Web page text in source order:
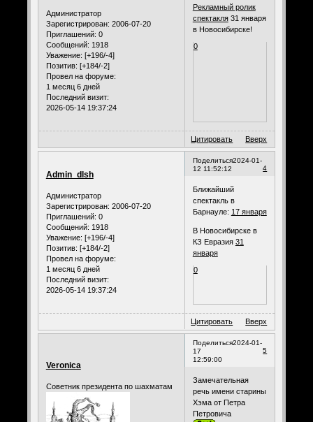
Администратор
Зарегистрирован: 2006-07-20
Приглашений: 0
Сообщений: 1918
Уважение: [+196/-4]
Позитив: [+184/-2]
Провел на форуме:
1 месяц 6 дней
Последний визит:
2026-05-14 19:37:24
Рекламный ролик
спектакля31 января
в Новосибирске!
0
Цитировать Вверх
Поделиться
4
2024-01-
12 11:52:12
Admin_dlsh
Администратор
Зарегистрирован: 2006-07-20
Приглашений: 0
Сообщений: 1918
Уважение: [+196/-4]
Позитив: [+184/-2]
Провел на форуме:
1 месяц 6 дней
Последний визит:
2026-05-14 19:37:24
Ближайший
спектакль в
Барнауле: 17 января
В Новосибирске в
КЗ Евразия 31
января
0
Цитировать Вверх
Поделиться
5
2024-01-
17
12:59:00
Veronica
Советник президента по шахматам
Замечательная
речь имени старины
Хэма от Петра
Петровича